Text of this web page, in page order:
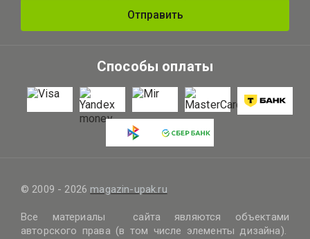
Отправить
Способы оплаты
© 2009 - 2026 magazin-upak.ru
Все материалы сайта являются объектами
авторского права (в том числе элементы дизайна).